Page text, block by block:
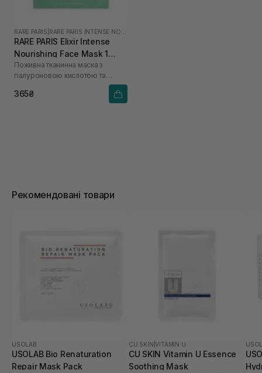
RARE PARIS
RARE PARIS Elixir Intense
Nourishing Face Mask 1
шт*23 мл
Поживна тканинна маска з
гіалуроновою кислотою та
365₴
Рекомендовані товари
USOLAB
USOLAB Bio Renaturation
Repair Mask Pack
CU SKIN |VITAMIN U
CU SKIN Vitamin U Essence
Soothing Mask